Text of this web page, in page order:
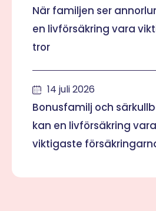
När familjen ser
en livförsäkring vara
tror
14 juli 2026
Bonusfamilj och
kan en livförsäkring
viktigaste